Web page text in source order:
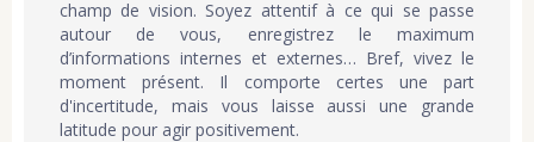
champ de vision. Soyez attentif à ce qui se passe
autour de vous, enregistrez le maximum
d’informations internes et externes… Bref, vivez le
moment présent. Il comporte certes une part
d'incertitude, mais vous laisse aussi une grande
latitude pour agir positivement.